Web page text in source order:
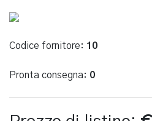
Codice fornitore: 10
Pronta consegna: 0